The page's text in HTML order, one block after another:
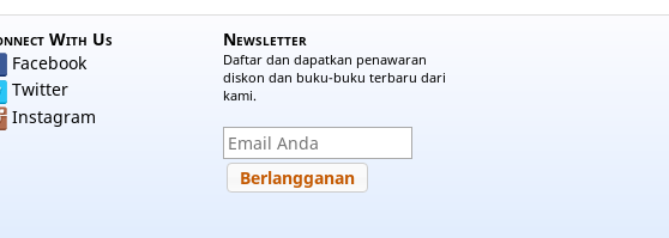
With Us
Facebook
Twitter
Instagram
Newsletter
Daftar dan dapatkan penawaran
diskon dan buku-buku terbaru dari
kami.
Berlangganan